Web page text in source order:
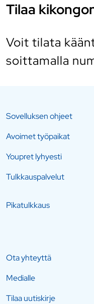
Tilaa
Voit tilata
soittamalla
Sovelluksen ohjeet
Avoimet työpaikat
Youpret lyhyesti
Tulkkauspalvelut
Pikatulkkaus
Ota yhteyttä
Medialle
Tilaa uutiskirje